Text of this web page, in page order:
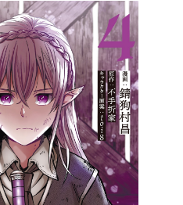
お問い合わせはこちら
ラップ文庫
ップノベルス
ップノベルスf